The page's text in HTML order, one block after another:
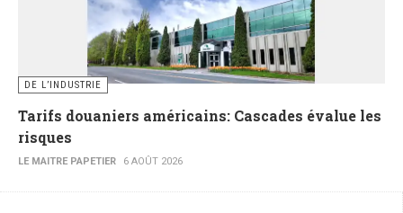
DE L’INDUSTRIE
Tarifs douaniers américains: Cascades évalue les
risques
LE MAITRE PAPETIER 6 AOÛT 2026